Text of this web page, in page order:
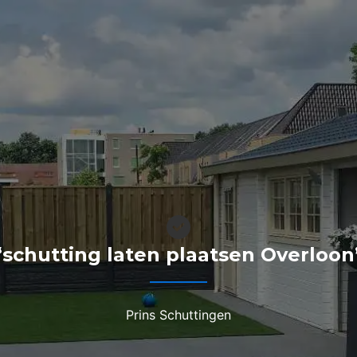
laten plaatsen
Prins Schuttingen